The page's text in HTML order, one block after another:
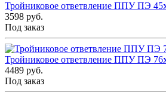
Тройниковое ответвление ППУ ПЭ
3598 руб.
Под заказ
Тройниковое ответвление ППУ ПЭ
4489 руб.
Под заказ